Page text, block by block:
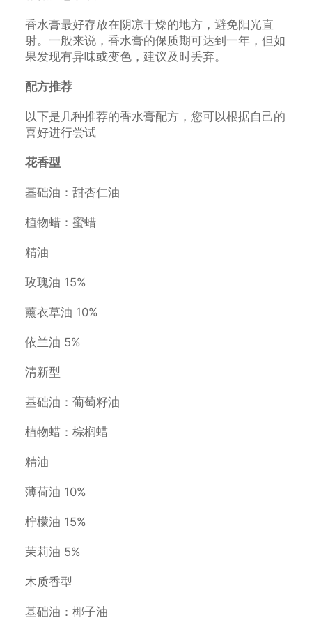
香水膏最好存放在阴凉干燥的地方，避免阳光直
射。一般来说，香水膏的保质期可达到一年，但如
果发现有异味或变色，建议及时丢弃。
配方推荐
以下是几种推荐的香水膏配方，您可以根据自己的
喜好进行尝试
花香型
基础油：甜杏仁油
植物蜡：蜜蜡
精油
玫瑰油 15%
薰衣草油 10%
依兰油 5%
清新型
基础油：葡萄籽油
植物蜡：棕榈蜡
精油
薄荷油 10%
柠檬油 15%
茉莉油 5%
木质香型
基础油：椰子油